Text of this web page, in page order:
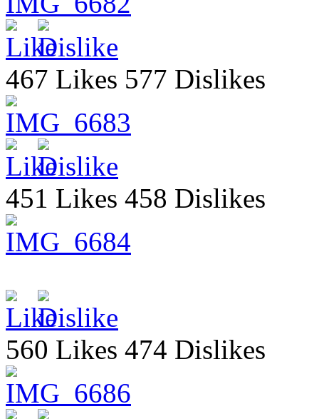
467 Likes 577 Dislikes
451 Likes 458 Dislikes
560 Likes 474 Dislikes